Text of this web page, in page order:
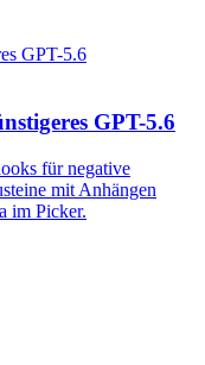
GPT-5.6
für negative
mit Anhängen
im Picker.